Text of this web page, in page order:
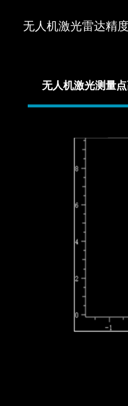
无人机激光测量
无人机激光雷达精